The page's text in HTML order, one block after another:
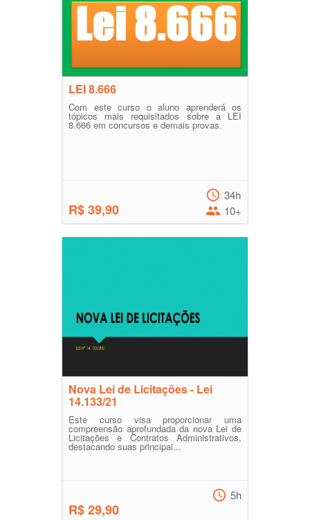
LEI 8.666
Com este curso o aluno aprenderá os
tópicos mais requisitados sobre a LEI
8.666 em concursos e demais provas.
R$ 39,90
34h
10+
Nova Lei de Licitações - Lei
14.133/21
Este curso visa proporcionar uma
compreensão aprofundada da nova Lei de
Licitações e Contratos Administrativos,
destacando suas principai...
R$ 29,90
5h